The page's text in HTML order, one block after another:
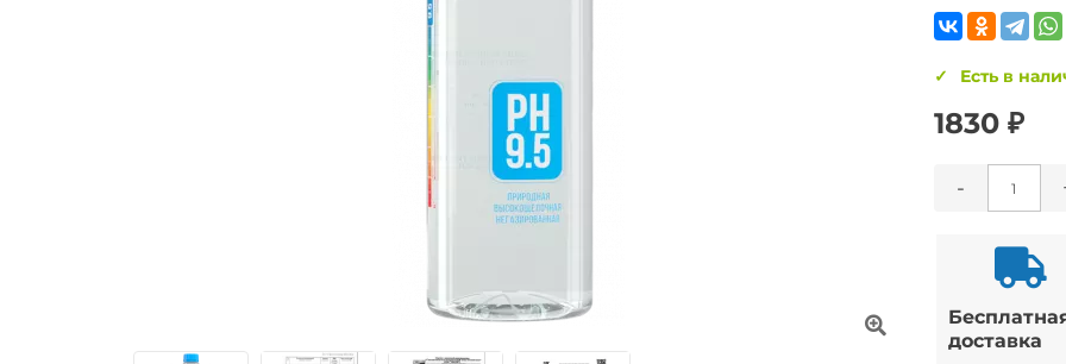
Есть в
1830 ₽
-
доставка